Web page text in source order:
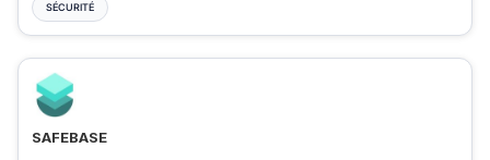
SÉCURITÉ
SAFEBASE